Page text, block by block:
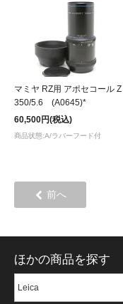
マミヤ RZ用 アポセコール Z
350/5.6 (A0645)*
60,500円(税込)
商品状態:A/ラバーフード付
前へ
ほかの商品を探す